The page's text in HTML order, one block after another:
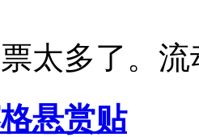
太多了。
悬赏贴